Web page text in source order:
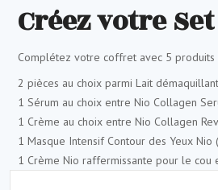
Créez votre
Complétez votre coffret avec 5 produits
2 pièces au choix parmi Lait
1 Sérum au choix entre Nio Collagen
1 Crème au choix entre Nio Collagen
1 Masque Intensif Contour des Yeux Nio
1 Crème Nio raffermissante pour le